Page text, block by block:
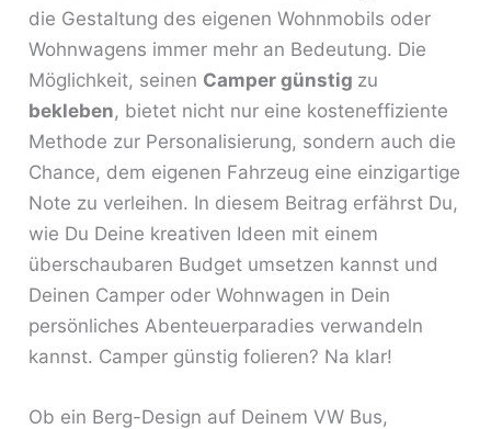
die Gestaltung des eigenen Wohnmobils oder
Wohnwagens immer mehr an Bedeutung. Die
Möglichkeit, seinen Camper günstig zu
bekleben, bietet nicht nur eine kosteneffiziente
Methode zur Personalisierung, sondern auch die
Chance, dem eigenen Fahrzeug eine einzigartige
Note zu verleihen. In diesem Beitrag erfährst Du,
wie Du Deine kreativen Ideen mit einem
überschaubaren Budget umsetzen kannst und
Deinen Camper oder Wohnwagen in Dein
persönliches Abenteuerparadies verwandeln
kannst. Camper günstig folieren? Na klar!
Ob ein Berg-Design auf Deinem VW Bus,